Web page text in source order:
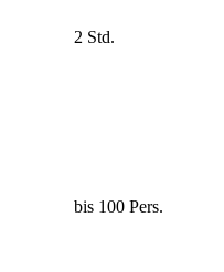
2 Std.
bis 100 Pers.